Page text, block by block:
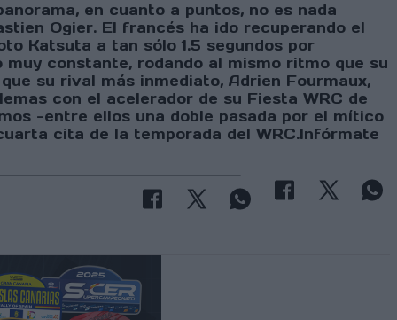
en cuanto a puntos, no es nada
Ogier. El francés ha ido recuperando el
Katsuta a tan sólo 1.5 segundos por
constante, rodando al mismo ritmo que su
su rival más inmediato, Adrien Fourmaux,
con el acelerador de su Fiesta WRC de
-entre ellos una doble pasada por el mítico
cita de la temporada del WRC.Infórmate